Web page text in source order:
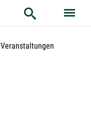
Aktuelle Seite:
Veranstaltungen